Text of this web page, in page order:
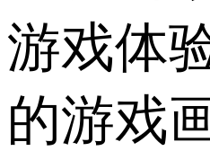
游戏体
的游戏